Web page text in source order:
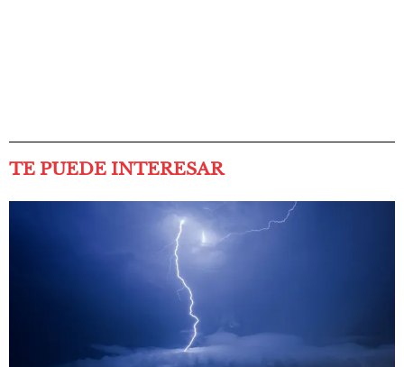
TE PUEDE INTERESAR